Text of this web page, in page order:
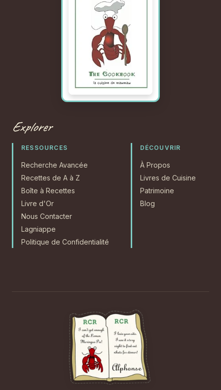
Explorer
RESSOURCES
Recherche Avancée
Recettes de A à Z
Boîte à Recettes
Livre d'Or
Nous Contacter
Lagniappe
Politique de Confidentialité
DÉCOUVRIR
À Propos
Livres de Cuisine
Patrimoine
Blog